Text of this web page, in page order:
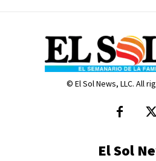
© El Sol News, LLC. All
El Sol